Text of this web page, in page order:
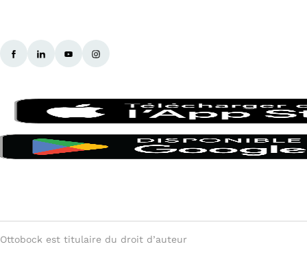
Ottobock est titulaire du droit d’auteur